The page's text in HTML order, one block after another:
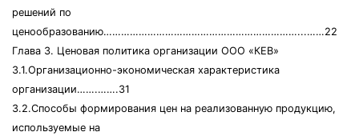
решений по
ценообразованию…………………………………………………………...……22
Глава 3. Ценовая политика организации ООО «КЕВ»
3.1.Организационно-экономическая характеристика
организации…….…….31
3.2.Способы формирования цен на реализованную продукцию,
используемые на